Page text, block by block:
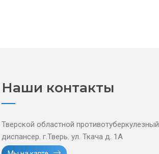
Наши контакты
Тверской областной противотуберкулезный
диспансер. г.Тверь. ул. Ткача д. 1А